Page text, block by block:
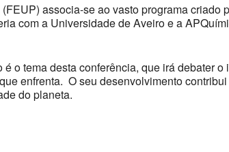
associa-se ao vasto programa
com a Universidade de Aveiro e a
o tema desta conferência, que irá debater
enfrenta. O seu desenvolvimento
do planeta.